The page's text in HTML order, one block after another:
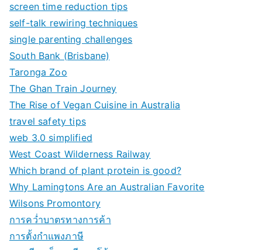
screen time reduction tips
self-talk rewiring techniques
single parenting challenges
South Bank (Brisbane)
Taronga Zoo
The Ghan Train Journey
The Rise of Vegan Cuisine in Australia
travel safety tips
web 3.0 simplified
West Coast Wilderness Railway
Which brand of plant protein is good?
Why Lamingtons Are an Australian Favorite
Wilsons Promontory
การคว่ำบาตรทางการค้า
การตั้งกำแพงภาษี